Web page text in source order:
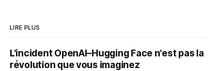
LIRE PLUS
L'incident OpenAI–Hugging Face n'est pas la
révolution que vous imaginez